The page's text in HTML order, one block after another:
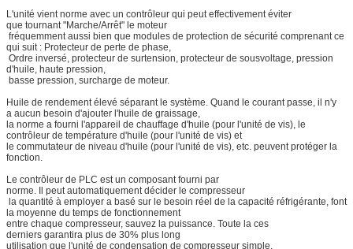
L'unité vient norme avec un contrôleur qui peut effectivement éviter
que tournant "Marche/Arrêt" le moteur
fréquemment aussi bien que modules de protection de sécurité comprenant ce
qui suit : Protecteur de perte de phase,
Ordre inversé, protecteur de surtension, protecteur de sousvoltage, pression
d'huile, haute pression,
basse pression, surcharge de moteur.
Huile de rendement élevé séparant le système. Quand le courant passe, il n'y
a aucun besoin d'ajouter l'huile de graissage,
la norme a fourni l'appareil de chauffage d'huile (pour l'unité de vis), le
contrôleur de température d'huile (pour l'unité de vis) et
le commutateur de niveau d'huile (pour l'unité de vis), etc. peuvent protéger la
fonction.
Le contrôleur de PLC est un composant fourni par
norme. Il peut automatiquement décider le compresseur
la quantité à employer a basé sur le besoin réel de la capacité réfrigérante, font
la moyenne du temps de fonctionnement
entre chaque compresseur, sauvez la puissance. Toute la ces
derniers garantira plus de 30% plus long
utilisation que l'unité de condensation de compresseur simple.